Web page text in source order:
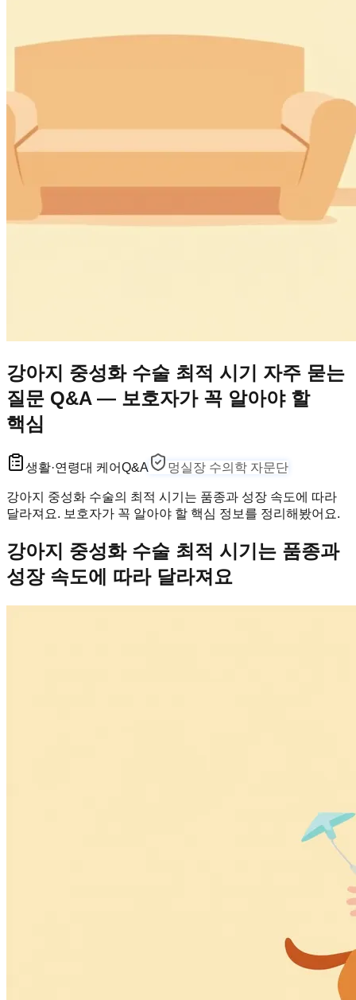
강아지 중성화 수술 최적 시기 자주 묻는
질문 Q&A — 보호자가 꼭 알아야 할
핵심
생활·연령대 케어Q&A 멍실장 수의학 자문단
강아지 중성화 수술의 최적 시기는 품종과 성장 속도에 따라
달라져요. 보호자가 꼭 알아야 할 핵심 정보를 정리해봤어요.
강아지 중성화 수술 최적 시기는 품종과
성장 속도에 따라 달라져요